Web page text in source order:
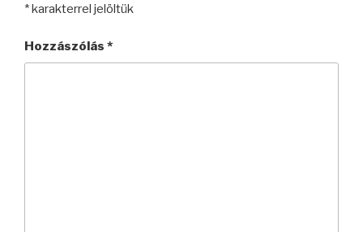
*karakterrel jelöltük
Hozzászólás *